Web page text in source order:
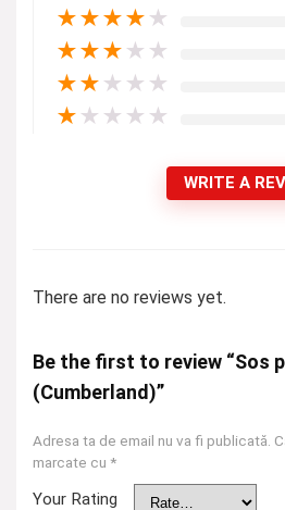
★★★★ ★
★★★ ★ ★
★★ ★ ★ ★
★ ★ ★ ★ ★
WRITE A
There are no reviews yet.
Be the first to review “Sos
(Cumberland)”
Adresa ta de email nu va fi publicată.
marcate cu *
Your Rating